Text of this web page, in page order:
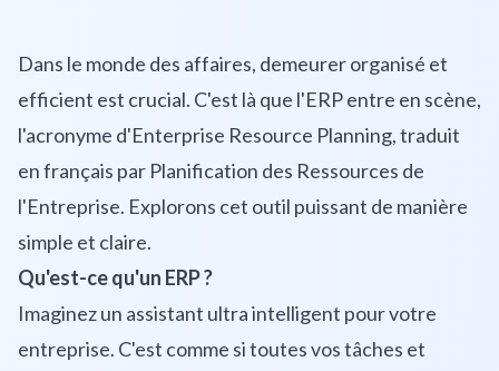
Dans le monde des affaires, demeurer organisé et
efficient est crucial. C'est là que l'ERP entre en scène,
l'acronyme d'Enterprise Resource Planning, traduit
en français par Planification des Ressources de
l'Entreprise. Explorons cet outil puissant de manière
simple et claire.
Qu'est-ce qu'un ERP ?
Imaginez un assistant ultra intelligent pour votre
entreprise. C'est comme si toutes vos tâches et